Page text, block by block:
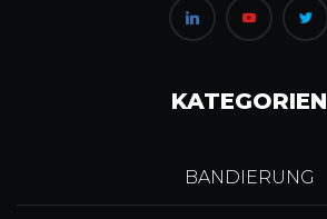
KATEGORIEN
BANDIERUNG